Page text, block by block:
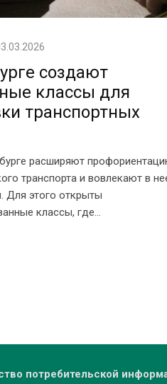
создают
классы для
транспортных
расширяют
транспорта и вовлекают в
Для этого открыты
классы, где...
потребительской